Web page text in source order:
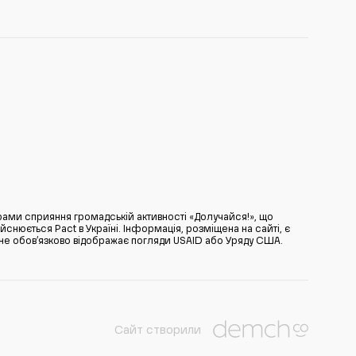
сприяння громадській активності «Долучайся!», що
Pact в Україні. Інформація, розміщена на сайті, є
обов’язково відображає погляди USAID або Уряду США.
Сайт створили